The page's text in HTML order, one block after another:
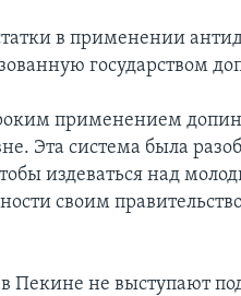
в применении
государством
применением
Эта система была
издеваться над
своим
Пекине не выступают